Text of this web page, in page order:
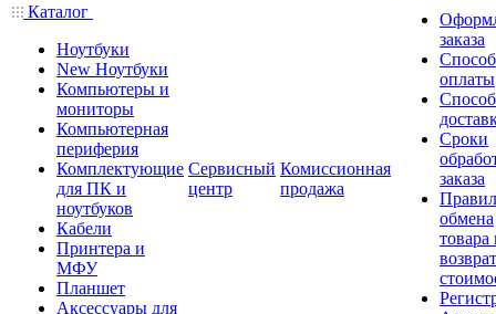
Каталог
Ноутбуки
New Ноутбуки
Компьютеры и
мониторы
Компьютерная
периферия
Комплектующие
для ПК и
ноутбуков
Кабели
Принтера и
МФУ
Планшет
Аксессуары для
Сервисный
центр
Комиссионная
продажа
заказа
оплаты
Сроки
заказа
обмена
товара